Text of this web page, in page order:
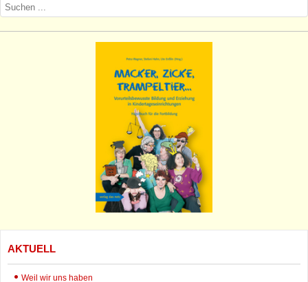
AKTUELL
Weil wir uns haben